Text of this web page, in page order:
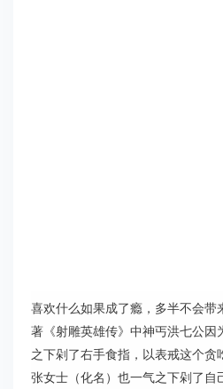
喜欢什么如果成了瘾，多半不会带
著《射雕英雄传》中神丐洪七公因
之下剁了右手食指，以表戒这个贪
张女士（化名）也一气之下剁了自